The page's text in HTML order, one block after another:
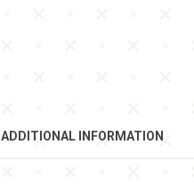
ADDITIONAL INFORMATION